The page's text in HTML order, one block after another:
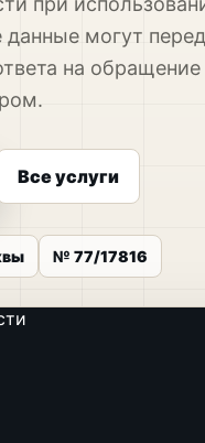
могут
на
Все услуги
№ 77/17816